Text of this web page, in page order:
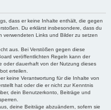
dass er keine Inhalte enthält, die gegen
Du erklärst insbesondere, dass du
verwendeten Links und Bilder zu setzen
aus. Bei Verstößen gegen diese
veröffentlichten Regeln kann der
oder dauerhaft von der Nutzung dieses
erteilen.
keine Verantwortung für die Inhalte von
hat oder die er nicht zur Kenntnis
dein Benutzerkonto, Beiträge und
deine Beiträge abzuändern, sofern sie